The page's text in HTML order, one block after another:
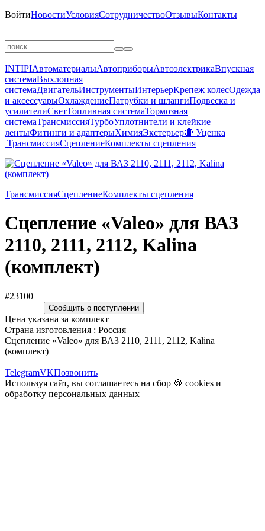
ВойтиНовостиУсловияСотрудничествоОтзывыКонтакты
INTIPIАвтоматериалыАвтоприборыАвтоэлектрикаВпускная
системаВыхлопная
системаДвигательИнструментыИнтерьерКрепеж колесОдежда
и аксессуарыОхлаждениеПатрубки и шлангиПодвеска и
усилителиСветТопливная системаТормозная
системаТрансмиссияТурбоУплотнители и клейкие
лентыФитинги и адаптерыХимияЭкстерьер🔴 Уценка
ТрансмиссияСцеплениеКомплекты сцепления
ТрансмиссияСцеплениеКомплекты сцепления
Сцепление «Valeo» для ВАЗ
2110, 2111, 2112, Kalina
(комплект)
#23100
Сообщить о поступлении
Цена указана за комплект
Страна изготовления : Россия
Сцепление «Valeo» для ВАЗ 2110, 2111, 2112, Kalina
(комплект)
TelegramVKПозвонить
Используя сайт, вы соглашаетесь на сбор 🍪 cookies и
обработку персональных данных